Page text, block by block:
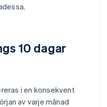
10 dagar
i en konsekvent
av varje månad